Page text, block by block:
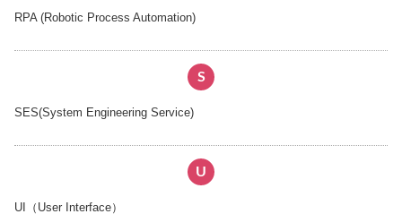
RPA (Robotic Process Automation)
S
SES(System Engineering Service)
U
UI（User Interface）